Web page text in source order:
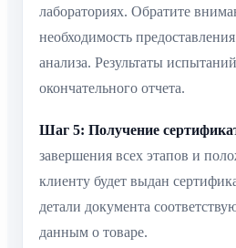
лабораториях. Обратите
необходимость
анализа. Результаты
окончательного отчета.
Шаг 5: Получение
завершения всех этапов и
клиенту будет выдан
детали документа
данным о товаре.